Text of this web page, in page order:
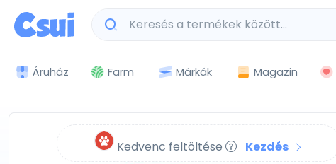
Áruház Farm Márkák Magazin
Kedvenc feltöltése Kezdés